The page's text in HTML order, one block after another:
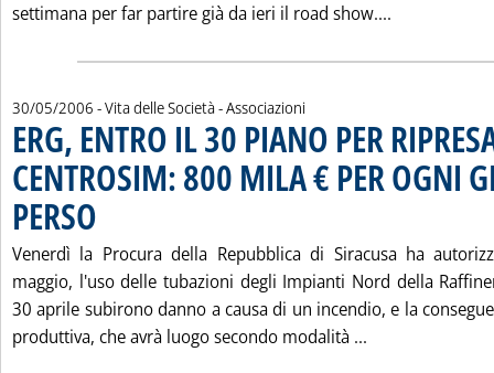
settimana per far partire già da ieri il road show....
30/05/2006 - Vita delle Società - Associazioni
ERG, ENTRO IL 30 PIANO PER
CENTROSIM: 800 MILA € PER OGNI
PERSO
Venerdì la Procura della Repubblica di Siracusa ha
maggio, l'uso delle tubazioni degli Impianti Nord della
30 aprile subirono danno a causa di un incendio, e la
produttiva, che avrà luogo secondo modalità ...